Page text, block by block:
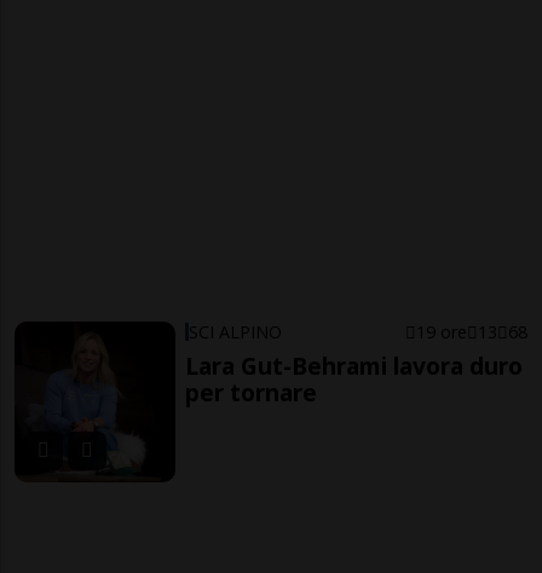
SCI ALPINO 19 ore 13 68
Lara Gut-Behrami lavora duro
per tornare